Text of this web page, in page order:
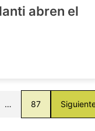
abren el
… 87